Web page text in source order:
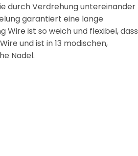
durch Verdrehung untereinander
garantiert eine lange
Wire ist so weich und flexibel, dass
und ist in 13 modischen,
Nadel.